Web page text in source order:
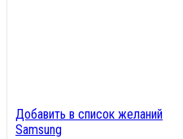
Добавить в список желаний
Samsung